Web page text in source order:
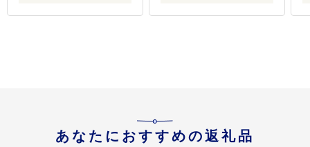
あなたにおすすめの返礼品